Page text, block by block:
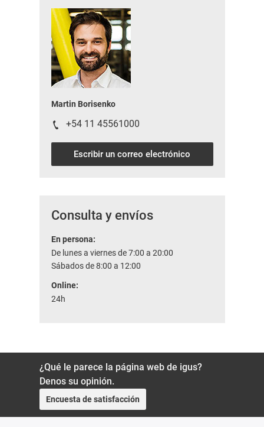
Martin Borisenko
+54 11 45561000
Escribir un correo electrónico
Consulta y envíos
En persona:
De lunes a viernes de 7:00 a 20:00
Sábados de 8:00 a 12:00
Online:
24h
¿Qué le parece la página web de igus?
Denos su opinión.
Encuesta de satisfacción